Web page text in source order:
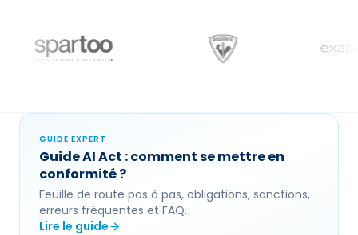
GUIDE EXPERT
GuideAI Act : comment se mettre en
conformité ?
Feuille de route pas à pas, obligations, sanctions,
erreurs fréquentes et FAQ.
Lire le guide